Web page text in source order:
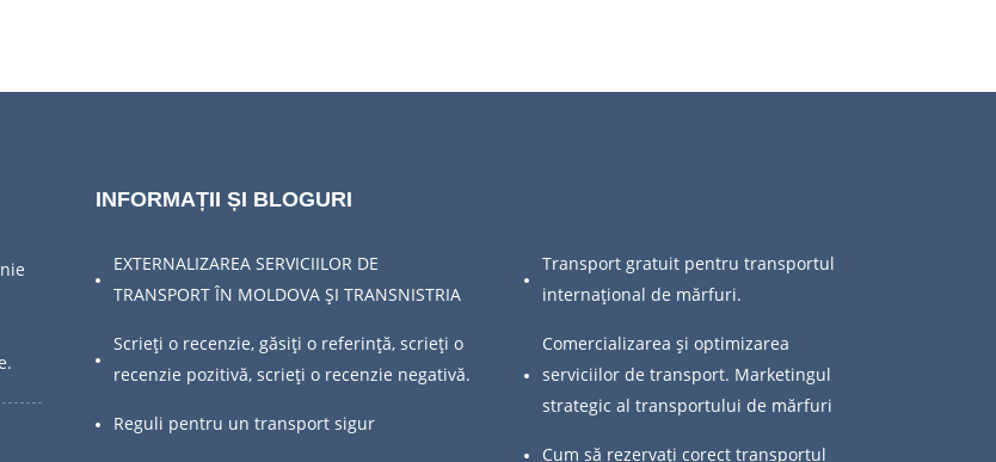
INFORMAȚII ȘI BLOGURI
EXTERNALIZAREA SERVICIILOR DE
TRANSPORT ÎN MOLDOVA ȘI TRANSNISTRIA
Scrieți o recenzie, găsiți o referință, scrieți o
recenzie pozitivă, scrieți o recenzie negativă.
Reguli pentru un transport sigur
Transport gratuit pentru transportul
internațional de mărfuri.
Comercializarea și optimizarea
serviciilor de transport. Marketingul
strategic al transportului de mărfuri
Cum să rezervați corect transportul
TRIMITE